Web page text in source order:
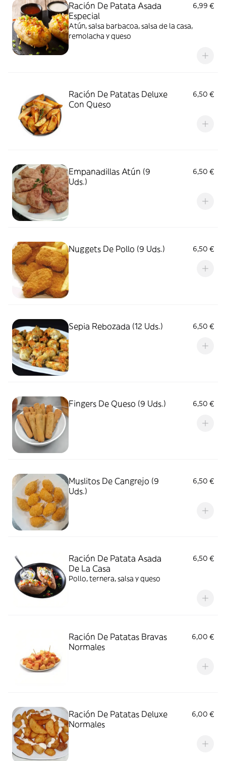
Ración De Patata Asada
Especial
6,99 €
Atún, salsa barbacoa, salsa de la casa,
remolacha y queso
Ración De Patatas Deluxe
Con Queso
6,50 €
Empanadillas Atún (9
Uds.)
6,50 €
Nuggets De Pollo (9 Uds.) 6,50 €
Sepia Rebozada (12 Uds.) 6,50 €
Fingers De Queso (9 Uds.) 6,50 €
Muslitos De Cangrejo (9
Uds.)
6,50 €
Ración De Patata Asada
De La Casa
6,50 €
Pollo, ternera, salsa y queso
Ración De Patatas Bravas
Normales
6,00 €
Ración De Patatas Deluxe
Normales
6,00 €